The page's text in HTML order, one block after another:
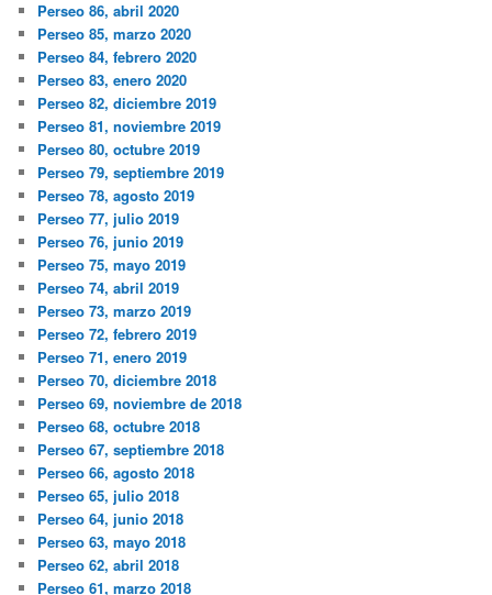
Perseo 86, abril 2020
Perseo 85, marzo 2020
Perseo 84, febrero 2020
Perseo 83, enero 2020
Perseo 82, diciembre 2019
Perseo 81, noviembre 2019
Perseo 80, octubre 2019
Perseo 79, septiembre 2019
Perseo 78, agosto 2019
Perseo 77, julio 2019
Perseo 76, junio 2019
Perseo 75, mayo 2019
Perseo 74, abril 2019
Perseo 73, marzo 2019
Perseo 72, febrero 2019
Perseo 71, enero 2019
Perseo 70, diciembre 2018
Perseo 69, noviembre de 2018
Perseo 68, octubre 2018
Perseo 67, septiembre 2018
Perseo 66, agosto 2018
Perseo 65, julio 2018
Perseo 64, junio 2018
Perseo 63, mayo 2018
Perseo 62, abril 2018
Perseo 61, marzo 2018